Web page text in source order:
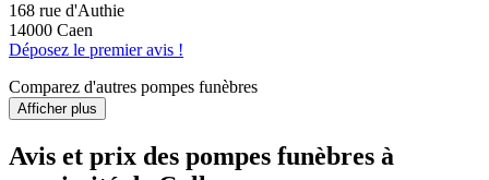
168 rue d'Authie
14000 Caen
Déposez le premier avis !
Comparez d'autres pompes funèbres
Afficher plus
Avis et prix des pompes funèbres à